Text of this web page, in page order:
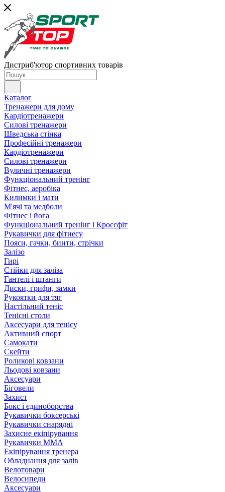
Дистриб'ютор спортивних товарів
Каталог
Тренажери для дому
Кардіотренажери
Силові тренажери
Шведська стінка
Професійні тренажери
Кардіотренажери
Силові тренажери
Вуличні тренажери
Функціональний тренінг
Фітнес, аеробіка
Килимки і мати
М'ячі та медболи
Фітнес і йога
Функціональний тренінг і Кроссфіт
Рукавички для фітнесу
Пояси, гачки, бинти, стрічки
Залізо
Гирі
Стійки для заліза
Гантелі і штанги
Диски, грифи, замки
Рукоятки для тяг
Настільний теніс
Тенісні столи
Аксесуари для тенісу
Активний спорт
Самокати
Скейти
Роликові ковзани
Льодові ковзани
Аксесуари
Біговели
Захист
Бокс і єдиноборства
Рукавички боксерські
Рукавички снарядні
Захисне екіпірування
Рукавички ММА
Екіпірування тренера
Обладнання для залів
Велотовари
Велосипеди
Аксесуари